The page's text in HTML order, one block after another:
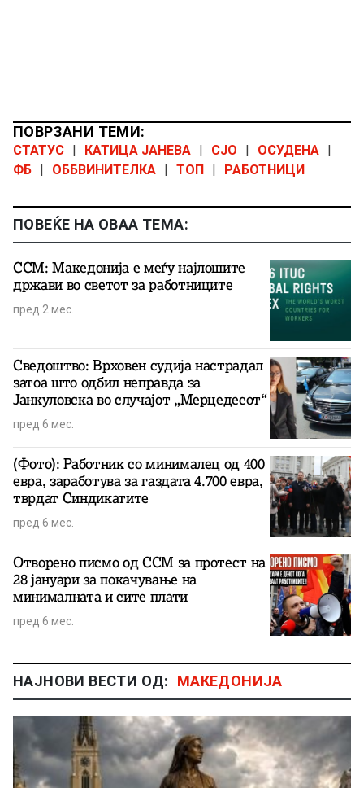
ПОВРЗАНИ ТЕМИ:
СТАТУС КАТИЦА ЈАНЕВА СЈО ОСУДЕНА
ФБ
ОББВИНИТЕЛКА ТОП РАБОТНИЦИ
ПОВЕЌЕ НА ОВАА ТЕМА:
ССМ: Македонија е меѓу најлошите
држави во светот за работниците
пред 2 мес.
Сведоштво: Врховен судија настрадал
затоа што одбил неправда за
Јанкуловска во случајот „Мерцедесот“
пред 6 мес.
(Фото): Работник со минималец од 400
евра, заработува за газдата 4.700 евра,
тврдат Синдикатите
пред 6 мес.
Отворено писмо од ССМ за протест на
28 јануари за покачување на
минималната и сите плати
пред 6 мес.
НАЈНОВИ ВЕСТИ ОД: МАКЕДОНИЈА